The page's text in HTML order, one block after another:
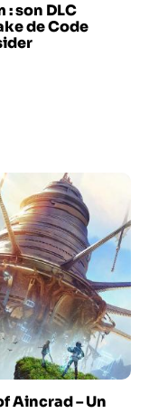
: son DLC
de Code
Aincrad – Un